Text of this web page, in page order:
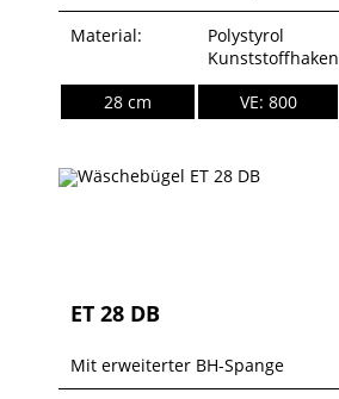
Material:
Polystyrol
Kunststoffhaken
28 cm
VE: 800
ET 28 DB
Mit erweiterter BH-Spange